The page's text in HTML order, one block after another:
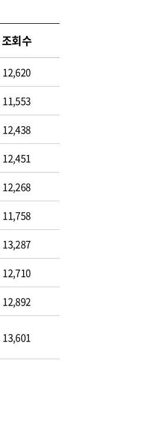
조회수
12,620
11,553
12,438
12,451
12,268
11,758
13,287
12,710
12,892
13,601